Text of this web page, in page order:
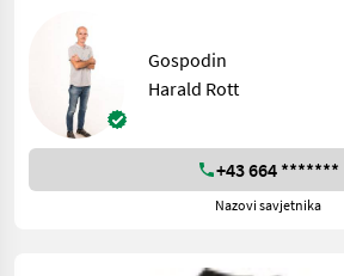
Gospodin
Harald Rott
+43 664 *******
Nazovi savjetnika